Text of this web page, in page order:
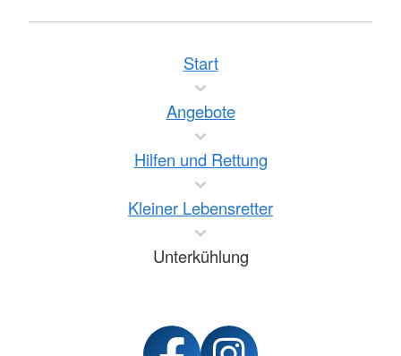
Start
Angebote
Hilfen und Rettung
Kleiner Lebensretter
Unterkühlung